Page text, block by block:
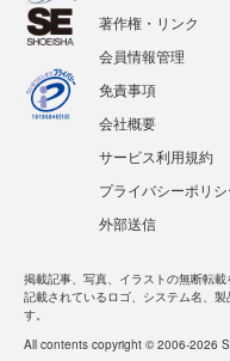
著作権・リンク
会員情報管理
免責事項
会社概要
サービス利用規約
プライバシーポリシ
外部送信
掲載記事、写真、イラストの無断転載
記載されているロゴ、システム名、
す。
All contents copyright © 2006-2026